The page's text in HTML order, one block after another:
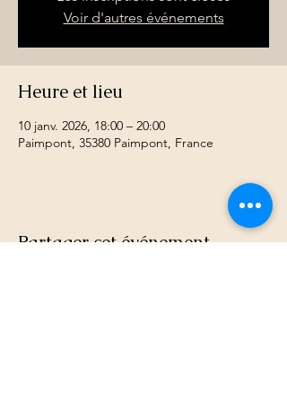
Voir d'autres événements
Heure et lieu
10 janv. 2026, 18:00 – 20:00
Paimpont, 35380 Paimpont, France
Partager cet événement